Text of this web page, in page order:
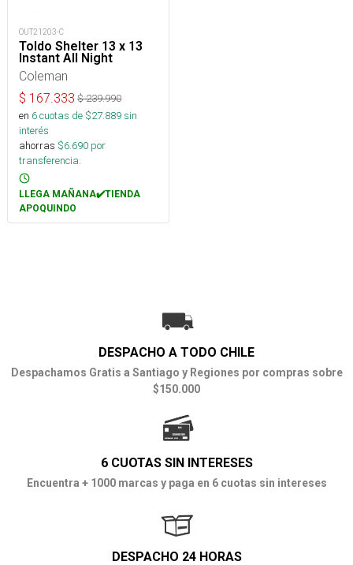
OUT21203-C
Toldo Shelter 13 x 13
Instant All Night
Coleman
$ 167.333 $239.990
en 6cuotas de $27.889sin
interés
ahorras $6.690 por
transferencia.
LLEGA MAÑANA✔️TIENDA
APOQUINDO
DESPACHO A TODO CHILE
Despachamos Gratis a Santiago y Regiones por compras sobre
$150.000
6 CUOTAS SIN INTERESES
Encuentra + 1000 marcas y paga en 6 cuotas sin intereses
DESPACHO 24 HORAS